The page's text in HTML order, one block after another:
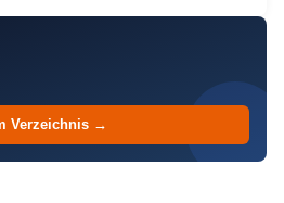
Verzeichnis →